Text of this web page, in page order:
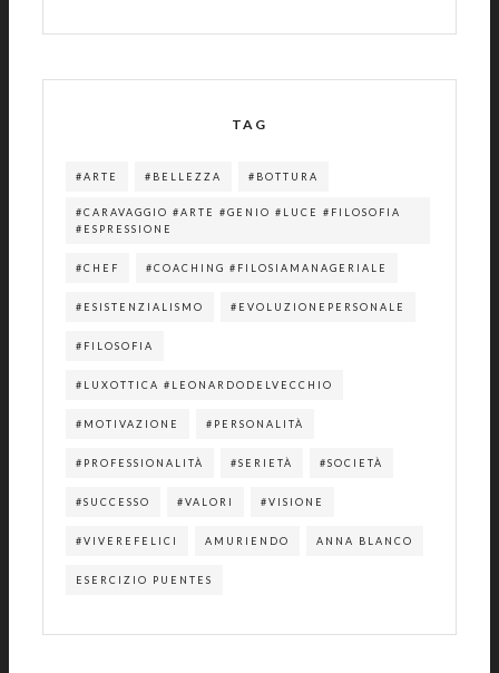
TAG
#ARTE #BELLEZZA #BOTTURA
#CARAVAGGIO #ARTE #GENIO #LUCE #FILOSOFIA
#ESPRESSIONE
#CHEF #COACHING #FILOSIAMANAGERIALE
#ESISTENZIALISMO #EVOLUZIONEPERSONALE
#FILOSOFIA
#LUXOTTICA #LEONARDODELVECCHIO
#MOTIVAZIONE #PERSONALITÀ
#PROFESSIONALITÀ #SERIETÀ #SOCIETÀ
#SUCCESSO #VALORI #VISIONE
#VIVEREFELICI AMURIENDO ANNA BLANCO
ESERCIZIO PUENTES